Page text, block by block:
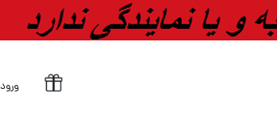
ورود